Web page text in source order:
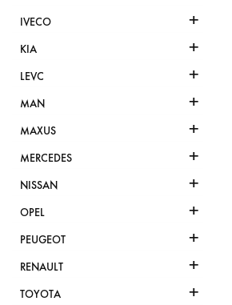
IVECO +
KIA +
LEVC +
MAN +
MAXUS +
MERCEDES +
NISSAN +
OPEL +
PEUGEOT +
RENAULT +
TOYOTA +